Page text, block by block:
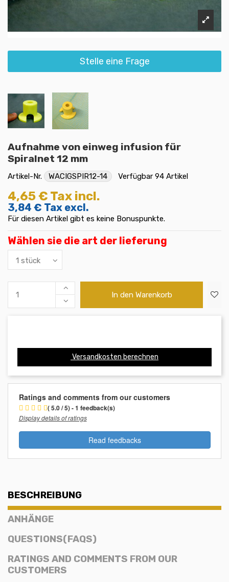
Stelle eine Frage
Aufnahme von einweg infusion für
Spiralnet 12 mm
Artikel-Nr. WACIGSPIR12-14 Verfügbar 94 Artikel
4,65 € Tax incl.
3,84 € Tax excl.
Für diesen Artikel gibt es keine Bonuspunkte.
Wählen sie die art der lieferung
In den Warenkorb
Versandkosten berechnen
Ratings and comments from our customers
( 5.0 / 5) - 1 feedback(s)
Display details of ratings
Read feedbacks
BESCHREIBUNG
ANHÄNGE
QUESTIONS(FAQS)
RATINGS AND COMMENTS FROM OUR
CUSTOMERS